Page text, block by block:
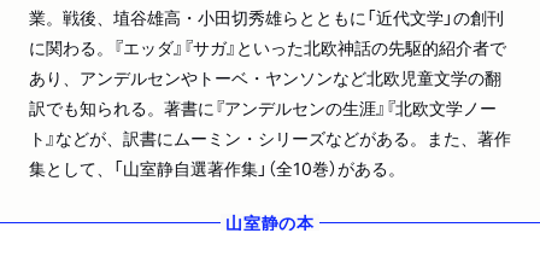
業。戦後、埴谷雄高・小田切秀雄らとともに「近代文学」の創刊
に関わる。『エッダ』『サガ』といった北欧神話の先駆的紹介者で
あり、アンデルセンやトーベ・ヤンソンなど北欧児童文学の翻
訳でも知られる。著書に『アンデルセンの生涯』『北欧文学ノー
ト』などが、訳書にムーミン・シリーズなどがある。また、著作
集として、「山室静自選著作集」（全10巻）がある。
山室静の本